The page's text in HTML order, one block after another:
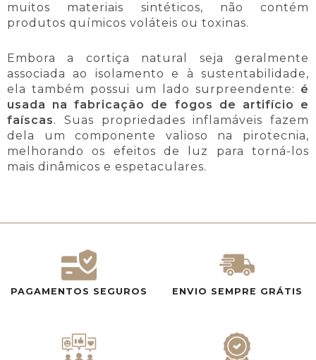
muitos materiais sintéticos, não contém
produtos químicos voláteis ou toxinas.
Embora a cortiça natural seja geralmente
associada ao isolamento e à sustentabilidade,
ela também possui um lado surpreendente: é
usada na fabricação de fogos de artifício e
faíscas. Suas propriedades inflamáveis fazem
dela um componente valioso na pirotecnia,
melhorando os efeitos de luz para torná-los
mais dinâmicos e espetaculares.
PAGAMENTOS SEGUROS ENVIO SEMPRE GRÁTIS